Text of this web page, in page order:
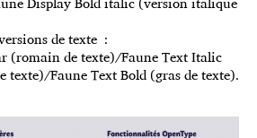
de texte :
(romain de texte)/Faune Text Italic
texte)/Faune Text Bold (gras de texte).